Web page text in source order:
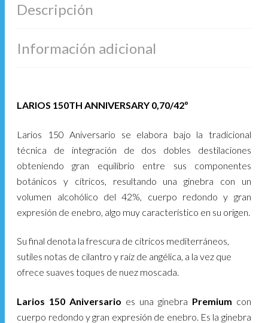
Descripción
Información adicional
LARIOS 150TH ANNIVERSARY 0,70/42º
Larios 150 Aniversario se elabora bajo la tradicional
técnica de integración de dos dobles destilaciones
obteniendo gran equilibrio entre sus componentes
botánicos y cítricos, resultando una ginebra con un
volumen alcohólico del 42%, cuerpo redondo y gran
expresión de enebro, algo muy característico en su origen.
Su final denota la frescura de cítricos mediterráneos,
sutiles notas de cilantro y raíz de angélica, a la vez que
ofrece suaves toques de nuez moscada.
Larios 150 Aniversario es una ginebra Premium con
cuerpo redondo y gran expresión de enebro. Es la ginebra